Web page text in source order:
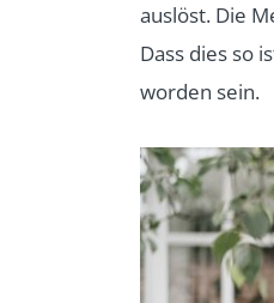
auslöst. Die
Dass dies so
worden sein.